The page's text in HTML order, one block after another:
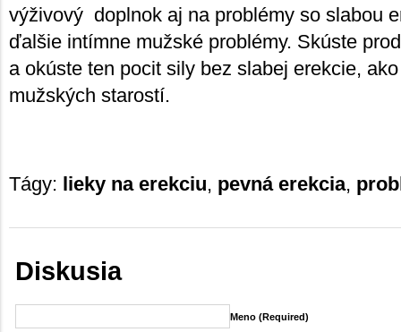
výživový doplnok aj na problémy so slabou
ďalšie intímne mužské problémy. Skúste
a okúste ten pocit sily bez slabej erekcie,
mužských starostí.
Tágy: lieky na erekciu, pevná erekcia,
Diskusia
Meno (required)